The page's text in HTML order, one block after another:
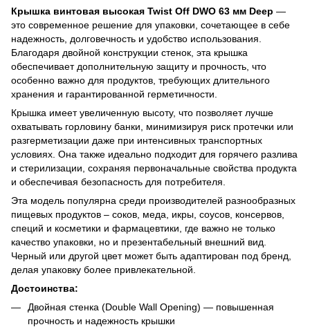
Крышка винтовая высокая Twist Off DWO 63 мм Deep —
это современное решение для упаковки, сочетающее в себе
надежность, долговечность и удобство использования.
Благодаря двойной конструкции стенок, эта крышка
обеспечивает дополнительную защиту и прочность, что
особенно важно для продуктов, требующих длительного
хранения и гарантированной герметичности.
Крышка имеет увеличенную высоту, что позволяет лучше
охватывать горловину банки, минимизируя риск протечки или
разгерметизации даже при интенсивных транспортных
условиях. Она также идеально подходит для горячего разлива
и стерилизации, сохраняя первоначальные свойства продукта
и обеспечивая безопасность для потребителя.
Эта модель популярна среди производителей разнообразных
пищевых продуктов – соков, меда, икры, соусов, консервов,
специй и косметики и фармацевтики, где важно не только
качество упаковки, но и презентабельный внешний вид.
Черный или другой цвет может быть адаптирован под бренд,
делая упаковку более привлекательной.
Достоинства:
Двойная стенка (Double Wall Opening) — повышенная
прочность и надежность крышки